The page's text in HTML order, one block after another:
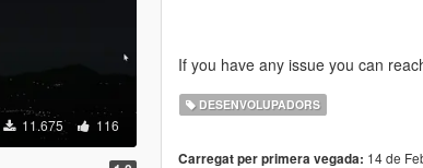
11.675 116
If you have any issue you can
DESENVOLUPADORS
Carregat per primera vegada: 14 de